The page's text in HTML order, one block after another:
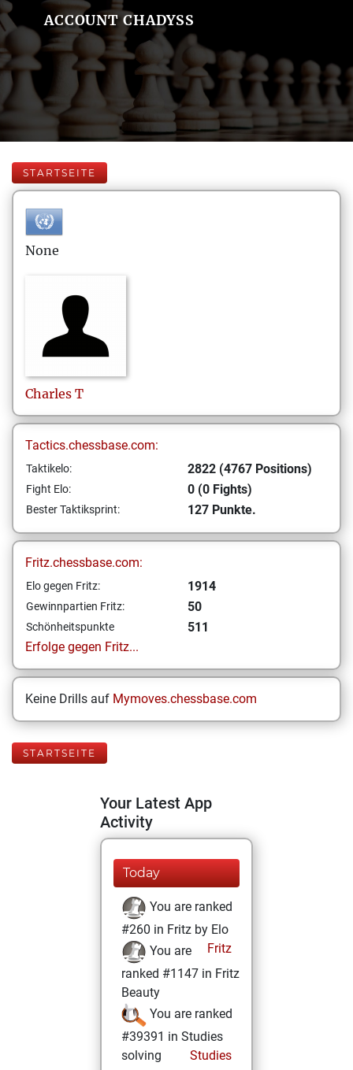
ACCOUNT CHADYSS
STARTSEITE
None
Charles T
Tactics.chessbase.com:
Taktikelo: 2822 (4767 Positions)
Fight Elo: 0 (0 Fights)
Bester Taktiksprint: 127 Punkte.
Fritz.chessbase.com:
Elo gegen Fritz: 1914
Gewinnpartien Fritz: 50
Schönheitspunkte
511
Erfolge gegen Fritz...
Keine Drills auf Mymoves.chessbase.com
STARTSEITE
Your Latest App
Activity
Today
You are ranked
#260 in Fritz by Elo
Fritz
You are
ranked #1147 in Fritz
Beauty
You are ranked
#39391 in Studies
solving
Studies